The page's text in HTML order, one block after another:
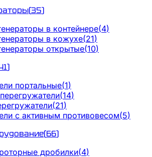
(35)
в контейнере(4)
в кожухе(21)
открытые(10)
)
портальные(1)
(14)
(21)
с активным противовесом(5)
(66)
дробилки(4)